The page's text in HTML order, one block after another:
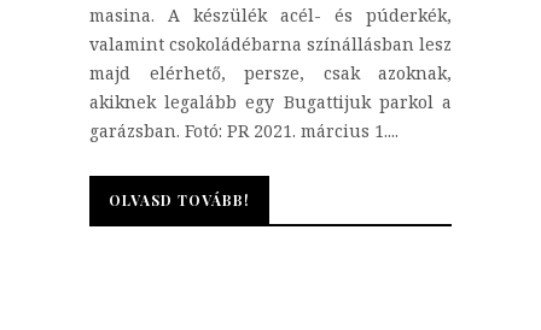
masina. A készülék acél- és púderkék,
valamint csokoládébarna színállásban lesz
majd elérhető, persze, csak azoknak,
akiknek legalább egy Bugattijuk parkol a
garázsban. Fotó: PR 2021. március 1....
OLVASD TOVÁBB!
OLVASD TOVÁBB!